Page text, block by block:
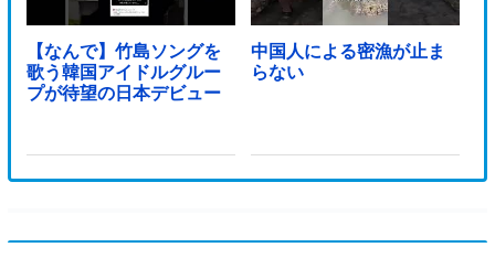
【なんで】竹島ソングを
歌う韓国アイドルグルー
プが待望の日本デビュー
中国人による密漁が止ま
らない